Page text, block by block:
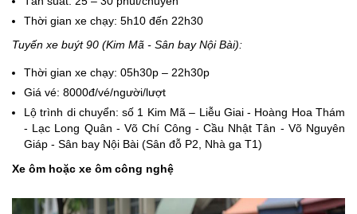
Thời gian xe chạy: 5h10 đến 22h30
Tuyến xe buýt 90 (Kim Mã - Sân bay Nội Bài):
Thời gian xe chạy: 05h30p – 22h30p
Giá vé: 8000đ/vé/người/lượt
Lộ trình di chuyển: số 1 Kim Mã – Liễu Giai - Hoàng Hoa Thám
- Lạc Long Quân - Võ Chí Công - Cầu Nhật Tân - Võ Nguyên
Giáp - Sân bay Nội Bài (Sân đỗ P2, Nhà ga T1)
Xe ôm hoặc xe ôm công nghệ